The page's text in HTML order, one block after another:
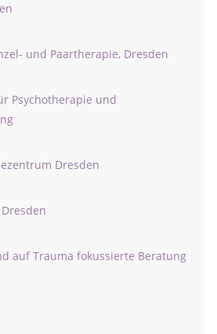
und Paartherapie, Dresden
Psychotherapie und
Dresden
auf Trauma fokussierte Beratung